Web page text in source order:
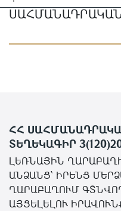
ՀՀ
ՏԵՂԵԿԱԳԻՐ
ԼԵՌՆԱՅԻՆ
ԱՆՁԱՆՑ՝ ԻՐԵՆՑ
ՂԱՐԱԲԱՂՈՒՄ
ԱՅՑԵԼԵԼՈՒ